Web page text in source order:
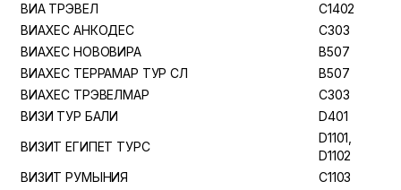
ВИА ТРЭВЕЛ
C1402
ВИАХЕС АНКОДЕС
C303
ВИАХЕС НОВОВИРА
B507
ВИАХЕС ТЕРРАМАР ТУР СЛ
B507
ВИАХЕС ТРЭВЕЛМАР
C303
ВИЗИ ТУР БАЛИ
D401
ВИЗИТ ЕГИПЕТ ТУРС
D1101,
D1102
ВИЗИТ РУМЫНИЯ
C1103